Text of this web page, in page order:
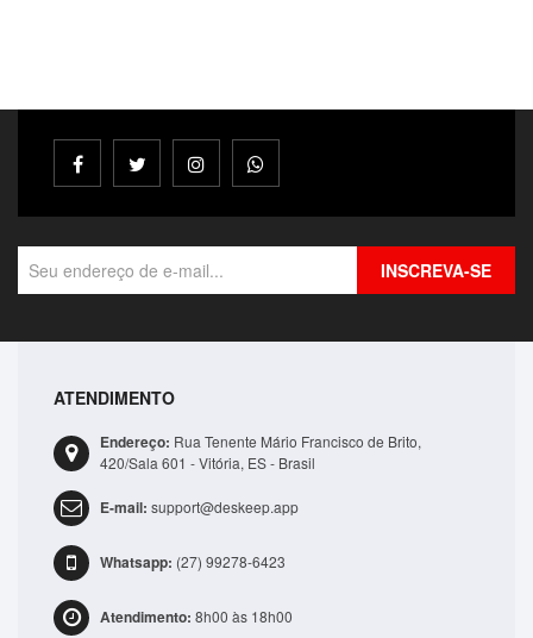
R$41,99
ADICIONAR
INSCREVA-SE
ATENDIMENTO
Endereço: Rua Tenente Mário Francisco de Brito,
420/Sala 601 - Vitória, ES - Brasil
E-mail: support@deskeep.app
Whatsapp: (27) 99278-6423
Atendimento: 8h00 às 18h00